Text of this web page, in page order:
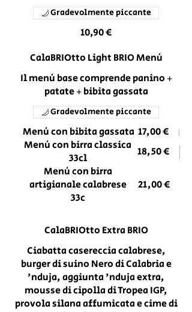
10,90 €
Gradevolmente piccante
CalaBRIOtto Light BRIO Menù
Il menù base comprende panino +
patate + bibita gassata
Menù con bibita gassata 17,00 €
Menù con birra classica
33cl
18,50 €
Menù con birra
artigianale calabrese
33c
21,00 €
Gradevolmente piccante
CalaBRIOtto Extra BRIO
Ciabatta casereccia calabrese,
burger di suino Nero di Calabria e
'nduja, aggiunta 'nduja extra,
mousse di cipolla di Tropea IGP,
provola silana affumicata e cime di